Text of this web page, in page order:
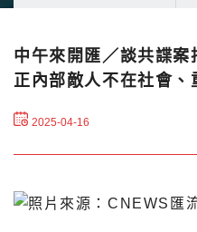
中午來開匯／談共諜
正內部敵人不在社會、
2025-04-16